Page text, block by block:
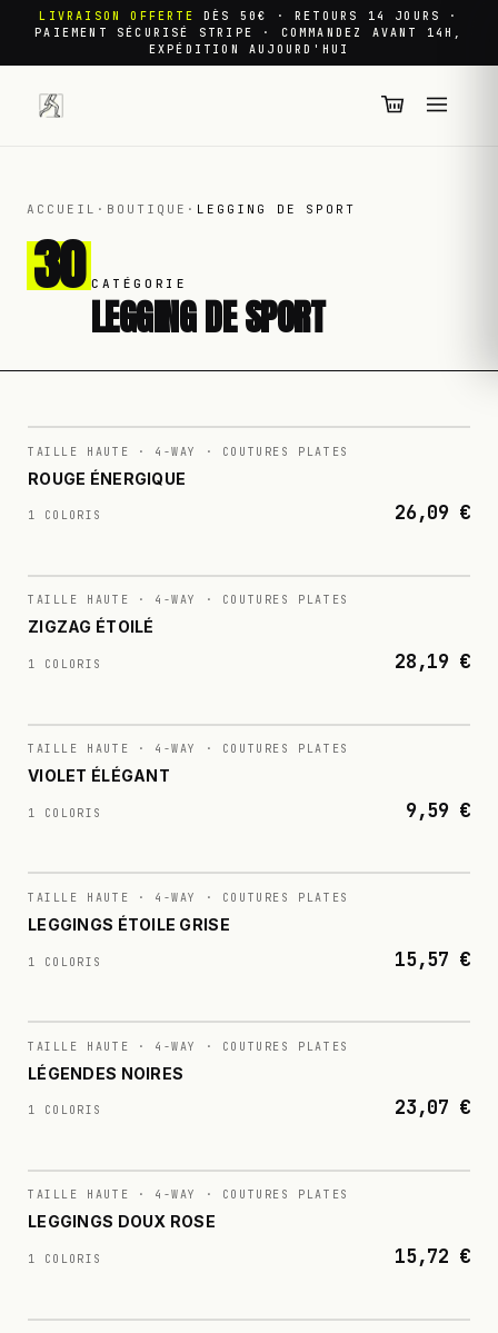
LIVRAISON OFFERTE
DÈS 50€ · RETOURS 14 JOURS ·
PAIEMENT SÉCURISÉ STRIPE · COMMANDEZ AVANT 14H,
EXPÉDITION AUJOURD'HUI
ACCUEIL · BOUTIQUE · LEGGING DE SPORT
30 CATÉGORIE
LEGGING DE SPORT
N° 001
TAILLE HAUTE · 4-WAY · COUTURES PLATES
ROUGE ÉNERGIQUE
1 COLORIS 26,09 €
N° 002
TAILLE HAUTE · 4-WAY · COUTURES PLATES
ZIGZAG ÉTOILÉ
1 COLORIS 28,19 €
N° 003
TAILLE HAUTE · 4-WAY · COUTURES PLATES
VIOLET ÉLÉGANT
1 COLORIS 9,59 €
N° 004
TAILLE HAUTE · 4-WAY · COUTURES PLATES
LEGGINGS ÉTOILE GRISE
1 COLORIS 15,57 €
N° 005
TAILLE HAUTE · 4-WAY · COUTURES PLATES
LÉGENDES NOIRES
1 COLORIS 23,07 €
N° 006
TAILLE HAUTE · 4-WAY · COUTURES PLATES
LEGGINGS DOUX ROSE
1 COLORIS 15,72 €